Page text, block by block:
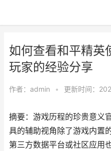
如何查看和平精英
玩家的经验分享
作者： admin • 更新时间：
摘要：游戏历程的珍贵意义
具的辅助视角除了游戏内置
第三方数据平台或社区应用